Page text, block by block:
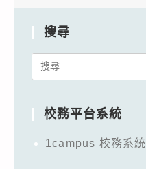
搜尋
Search
校務平台系統
1campus 校務系統